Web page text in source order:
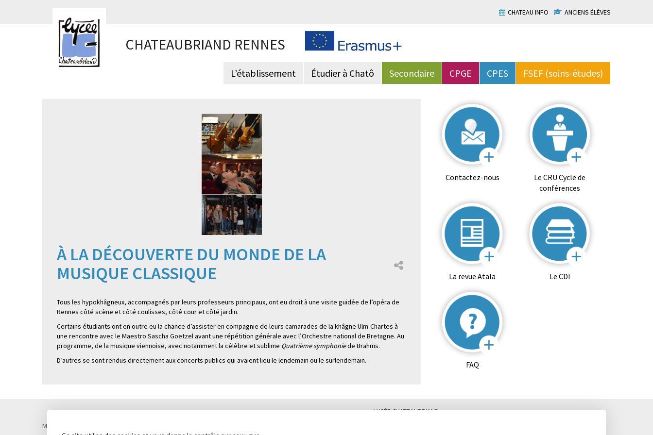
CHATEAU INFO ANCIENS ÉLÈVES
CHATEAUBRIAND RENNES
L’établissement Étudier à Chatô Secondaire CPGE CPES FSEF (soins-études)
À LA DÉCOUVERTE DU MONDE DE LA
MUSIQUE CLASSIQUE
Tous les hypokhâgneux, accompagnés par leurs professeurs principaux, ont eu droit à une visite guidée de l’opéra de
Rennes côté scène et côté coulisses, côté cour et côté jardin.
Certains étudiants ont en outre eu la chance d’assister en compagnie de leurs camarades de la khâgne Ulm-Chartes à
une rencontre avec le Maestro Sascha Goetzel avant une répétition générale avec l’Orchestre national de Bretagne. Au
programme, de la musique viennoise, avec notamment la célèbre et sublime Quatrième symphoniede Brahms.
D’autres se sont rendus directement aux concerts publics qui avaient lieu le lendemain ou le surlendemain.
Contactez-nous
Le CRU Cycle de
conférences
La revue Atala Le CDI
FAQ
Mentions légales
LYCÉE CHATEAUBRIAND